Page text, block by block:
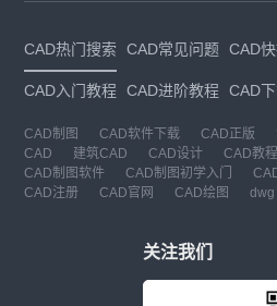
CAD热门搜索 CAD常见问题 CAD
CAD入门教程 CAD进阶教程 CAD
CAD制图 CAD软件下载 CAD正版
CAD
建筑CAD CAD设计 CAD教程
CAD制图软件
CAD制图初学入门
CAD注册
CAD官网 CAD绘图 dwg
关注我们